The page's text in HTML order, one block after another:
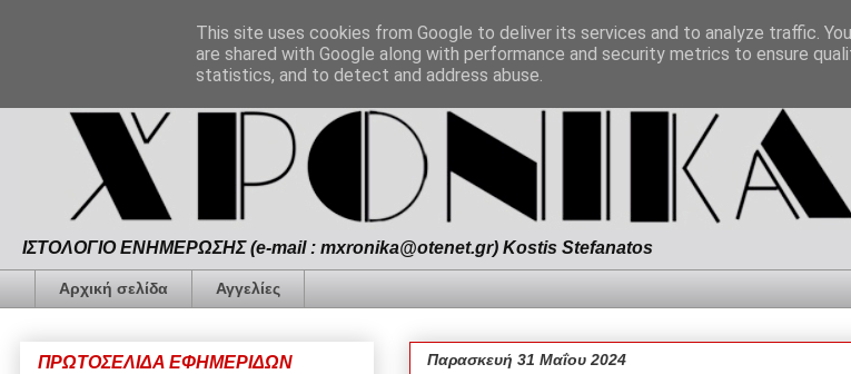
ΙΣΤΟΛΟΓΙΟ ΕΝΗΜΕΡΩΣΗΣ (e-mail : mxronika@otenet.gr) Kostis Stefanatos
Αρχική σελίδα Αγγελίες
Παρασκευή 31 Μαΐου 2024
ΠΡΩΤΟΣΕΛΙΔΑ ΕΦΗΜΕΡΙΔΩΝ
This site uses cookies from Google to deliver its services and to analyze traffic.
are shared with Google along with performance and security metrics to ensure
statistics, and to detect and address abuse.